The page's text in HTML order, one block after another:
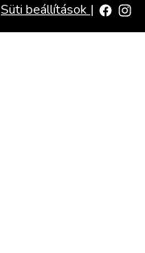
Süti beállítások |